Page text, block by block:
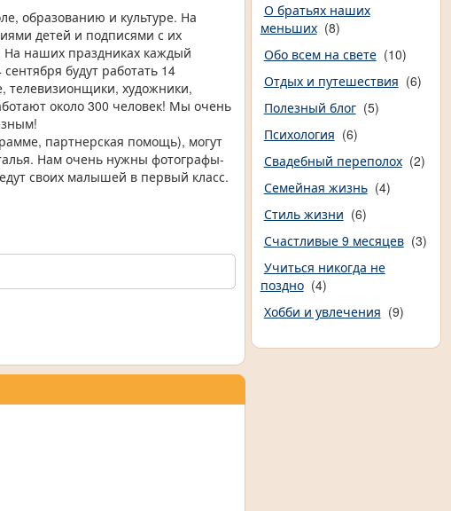
образованию и культуре. На
детей и подписями с их
На наших праздниках каждый
будут работать 14
телевизионщики, художники,
около 300 человек! Мы очень
партнерская помощь), могут
Нам очень нужны фотографы-
своих малышей в первый класс.
О братьях наших
меньших (8)
Обо всем на свете (10)
Отдых и путешествия (6)
Полезный блог (5)
Психология (6)
Свадебный переполох (2)
Семейная жизнь (4)
Стиль жизни (6)
Счастливые 9 месяцев (3)
Учиться никогда не
поздно (4)
Хобби и увлечения (9)